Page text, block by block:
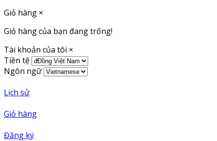
Giỏ hàng ×
Giỏ hàng của bạn đang trống!
Tài khoản của tôi ×
Tiền tệ
Ngôn ngữ
Lịch sử
Giỏ hàng
Đăng ký